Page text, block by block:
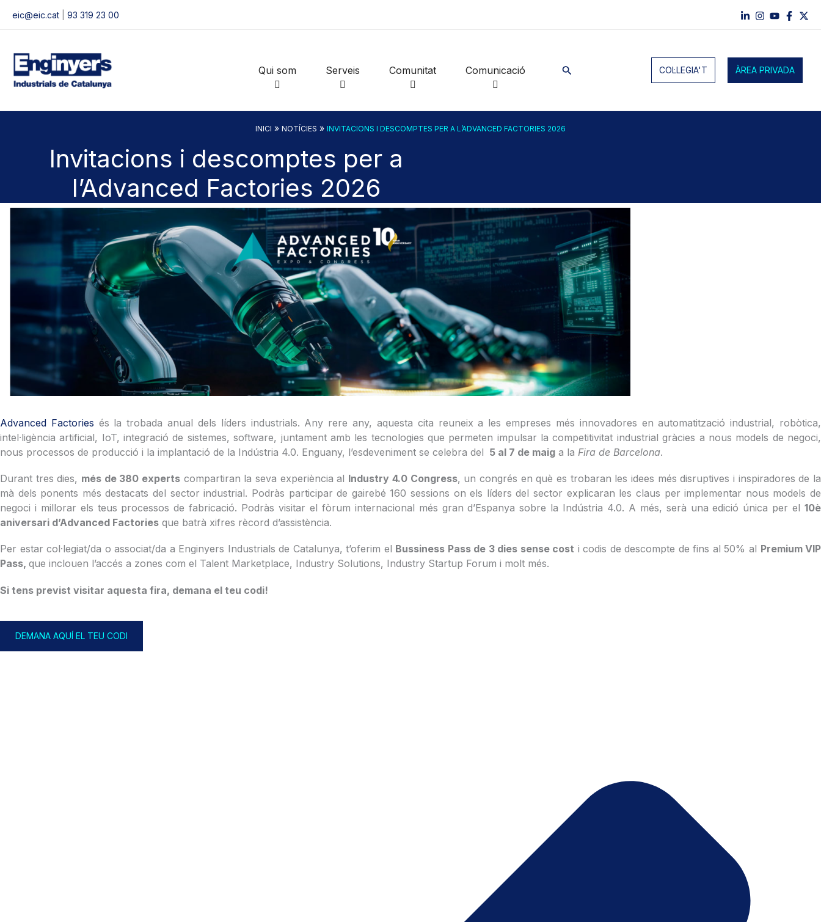
eic@eic.cat 93 319 23 00
Qui som Serveis Comunitat Comunicació Cerca COL·LEGIA'T ÀREA PRIVADA
INICI » NOTÍCIES » INVITACIONS I DESCOMPTES PER A L’ADVANCED FACTORIES 2026
Invitacions i descomptes per a
l’Advanced Factories 2026
Advanced Factories és la trobada anual dels líders industrials. Any rere any, aquesta cita reuneix a les empreses més innovadores en automatització industrial, robòtica,
intel·ligència artificial, IoT, integració de sistemes, software, juntament amb les tecnologies que permeten impulsar la competitivitat industrial gràcies a nous models de negoci,
nous processos de producció i la implantació de la Indústria 4.0. Enguany, l’esdeveniment se celebra del 5 al 7 de maig a la Fira de Barcelona.
Durant tres dies, més de 380 experts compartiran la seva experiència al Industry 4.0 Congress, un congrés en què es trobaran les idees més disruptives i inspiradores de la
mà dels ponents més destacats del sector industrial. Podràs participar de gairebé 160 sessions on els líders del sector explicaran les claus per implementar nous models de
negoci i millorar els teus processos de fabricació. Podràs visitar el fòrum internacional més gran d’Espanya sobre la Indústria 4.0. A més, serà una edició única per el 10è
aniversari d’Advanced Factories que batrà xifres rècord d’assistència.
Per estar col·legiat/da o associat/da a Enginyers Industrials de Catalunya, t’oferim el Bussiness Pass de 3 dies sense cost i codis de descompte de fins al 50% al Premium VIP
Pass, que inclouen l’accés a zones com el Talent Marketplace, Industry Solutions, Industry Startup Forum i molt més.
Si tens previst visitar aquesta fira, demana el teu codi!
DEMANA AQUÍ EL TEU CODI